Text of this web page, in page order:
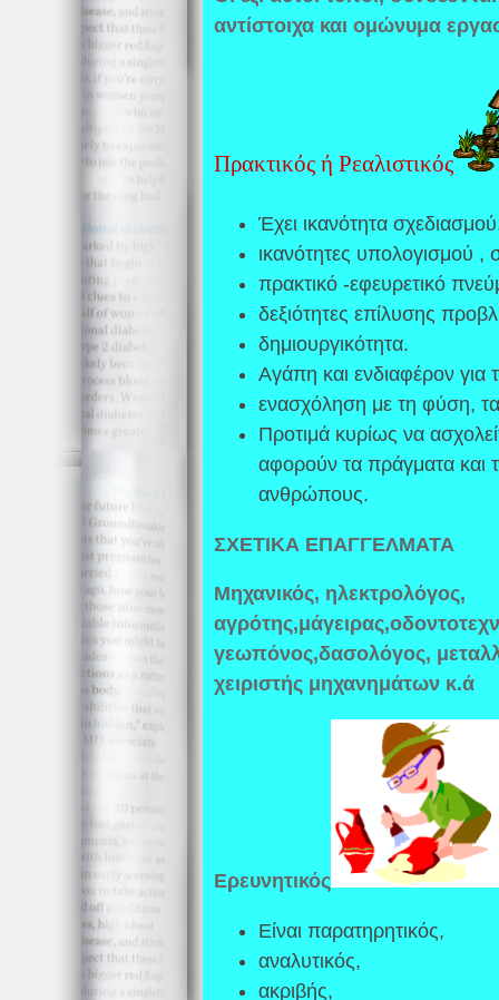
αντίστοιχα και ομώνυμα
Πρακτικός ή Ρεαλιστικός
Έχει ικανότητα
ικανότητες υπολογισμού ,
πρακτικό -εφευρετικό
δεξιότητες επίλυσης
δημιουργικότητα.
Αγάπη και ενδιαφέρον για
ενασχόληση με τη φύση,
Προτιμά κυρίως να
αφορούν τα πράγματα και
ανθρώπους.
ΣΧΕΤΙΚΑ ΕΠΑΓΓΕΛΜΑΤΑ
Μηχανικός, ηλεκτρολόγος,
γεωπόνος,δασολόγος,
χειριστής μηχανημάτων κ.ά
Eρευνητικός
Είναι παρατηρητικός,
αναλυτικός,
ακριβής,